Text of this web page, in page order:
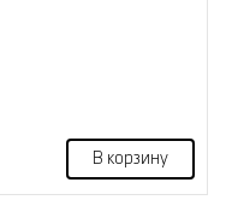
В корзину